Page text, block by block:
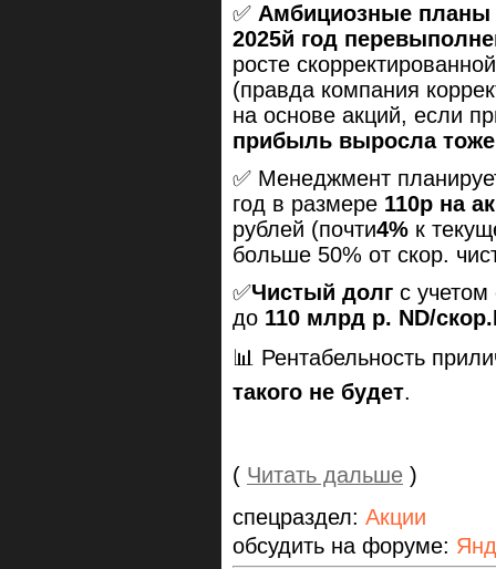
✅ Амбициозные планы
2025й год
росте
(правда компания
на основе акций, если
прибыль выросла
✅ Менеджмент
год в размере 110р на
рублей (почти4% к
больше 50% от скор.
✅Чистый долг с
до 110 млрд р. ND/
📊 Рентабельность
такого не будет.
( Читать дальше )
спецраздел: Акции
обсудить на форуме: